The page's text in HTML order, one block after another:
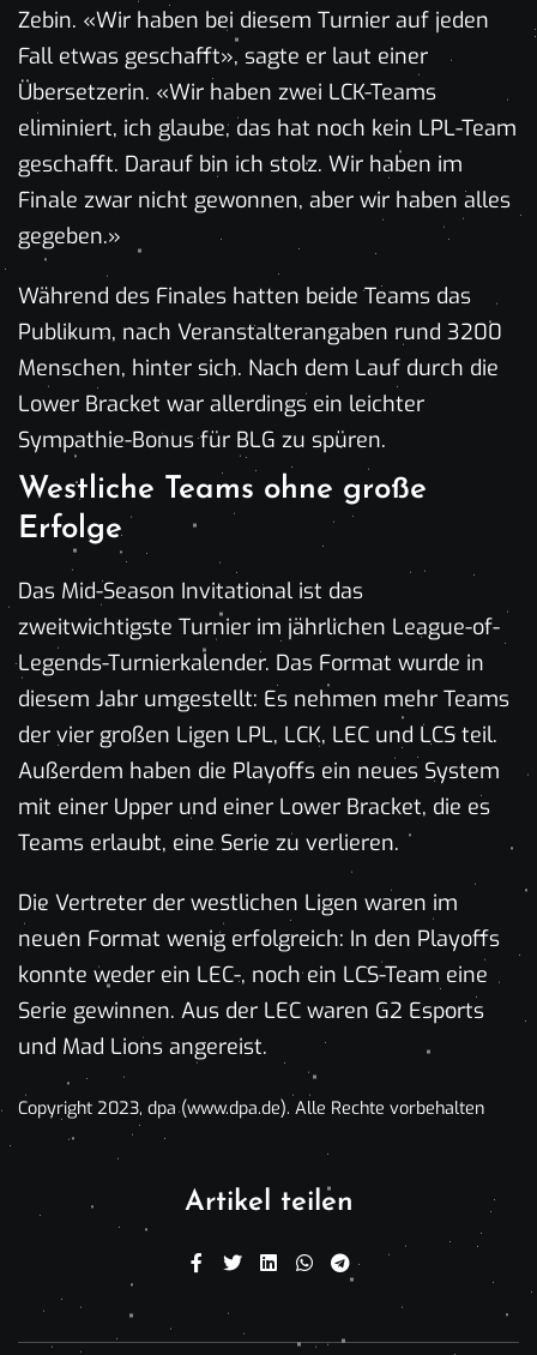
Zebin. «Wir haben bei diesem Turnier auf jeden
Fall etwas geschafft», sagte er laut einer
Übersetzerin. «Wir haben zwei LCK-Teams
eliminiert, ich glaube, das hat noch kein LPL-Team
geschafft. Darauf bin ich stolz. Wir haben im
Finale zwar nicht gewonnen, aber wir haben alles
gegeben.»
Während des Finales hatten beide Teams das
Publikum, nach Veranstalterangaben rund 3200
Menschen, hinter sich. Nach dem Lauf durch die
Lower Bracket war allerdings ein leichter
Sympathie-Bonus für BLG zu spüren.
Westliche Teams ohne große
Erfolge
Das Mid-Season Invitational ist das
zweitwichtigste Turnier im jährlichen League-of-
Legends-Turnierkalender. Das Format wurde in
diesem Jahr umgestellt: Es nehmen mehr Teams
der vier großen Ligen LPL, LCK, LEC und LCS teil.
Außerdem haben die Playoffs ein neues System
mit einer Upper und einer Lower Bracket, die es
Teams erlaubt, eine Serie zu verlieren.
Die Vertreter der westlichen Ligen waren im
neuen Format wenig erfolgreich: In den Playoffs
konnte weder ein LEC-, noch ein LCS-Team eine
Serie gewinnen. Aus der LEC waren G2 Esports
und Mad Lions angereist.
Copyright 2023, dpa (www.dpa.de). Alle Rechte vorbehalten
Artikel teilen